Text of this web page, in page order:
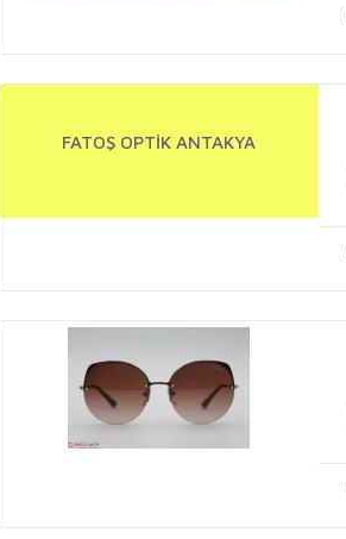
FATOŞ OPTİK ANTAKYA